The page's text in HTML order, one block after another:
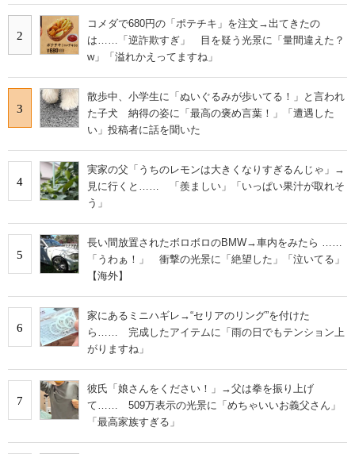
2
コメダで680円の「ポテチキ」を注文→出てきたの
は……「逆詐欺すぎ」 目を疑う光景に「量間違えた？
w」「溢れかえってますね」
3
散歩中、小学生に「ぬいぐるみが歩いてる！」と言われ
た子犬 納得の姿に「最高の褒め言葉！」「遭遇した
い」投稿者に話を聞いた
4
実家の父「うちのレモンは大きくなりすぎるんじゃ」→
見に行くと…… 「羨ましい」「いっぱい果汁が取れそ
う」
5
長い間放置されたボロボロのBMW→車内をみたら ……
「うわぁ！」 衝撃の光景に「絶望した」「泣いてる」
【海外】
6
家にあるミニハギレ→“セリアのリング”を付けた
ら…… 完成したアイテムに「雨の日でもテンション上
がりますね」
7
彼氏「娘さんをください！」→父は拳を振り上げ
て…… 509万表示の光景に「めちゃいいお義父さん」
「最高家族すぎる」